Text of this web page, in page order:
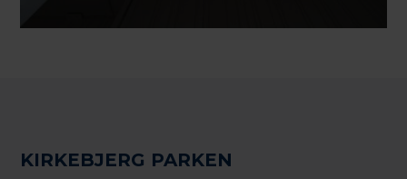
KIRKEBJERG PARKEN